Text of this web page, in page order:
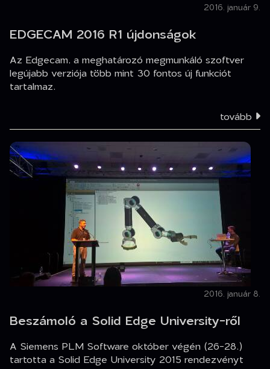
2016. január 9.
EDGECAM 2016 R1 újdonságok
Az Edgecam, a meghatározó megmunkáló szoftver
legújabb verziója több mint 30 fontos új funkciót
tartalmaz.
tovább
2016. január 8.
Beszámoló a Solid Edge University-ről
A Siemens PLM Software október végén (26-28.)
tartotta a Solid Edge University 2015 rendezvényt